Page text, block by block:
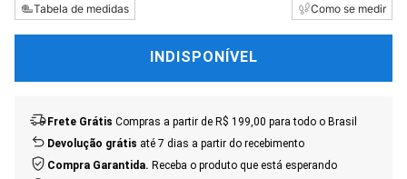
Tabela de medidas Como se medir
INDISPONÍVEL
Frete Grátis Compras a partir de R$ 199,00 para todo o Brasil
Devolução grátis até 7 dias a partir do recebimento
Compra Garantida. Receba o produto que está esperando